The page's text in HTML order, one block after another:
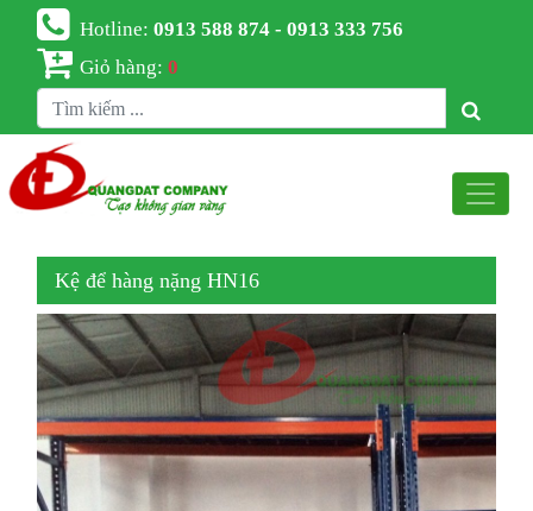
Hotline:0913 588 874 - 0913 333 756
Giỏ hàng:0
Kệ để hàng nặng HN16